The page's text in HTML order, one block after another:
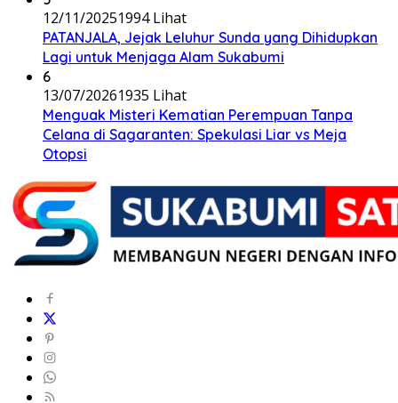
12/11/20251994 Lihat
PATANJALA, Jejak Leluhur Sunda yang Dihidupkan
Lagi untuk Menjaga Alam Sukabumi
6
13/07/20261935 Lihat
Menguak Misteri Kematian Perempuan Tanpa
Celana di Sagaranten: Spekulasi Liar vs Meja
Otopsi